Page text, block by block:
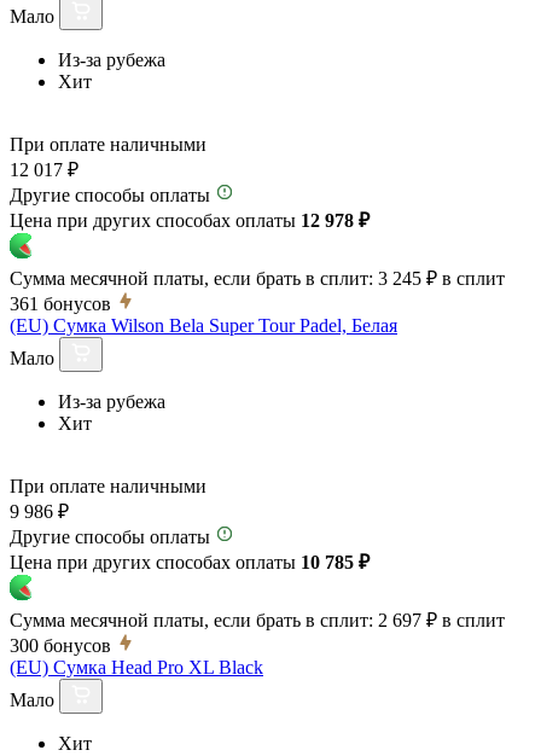
Мало
Из-за рубежа
Хит
При оплате наличными
12 017 ₽
Другие способы оплаты
Цена при других способах оплаты 12 978 ₽
Сумма месячной платы, если брать в сплит: 3 245 ₽ в сплит
361 бонусов
(EU) Сумка Wilson Bela Super Tour Padel, Белая
Мало
Из-за рубежа
Хит
При оплате наличными
9 986 ₽
Другие способы оплаты
Цена при других способах оплаты 10 785 ₽
Сумма месячной платы, если брать в сплит: 2 697 ₽ в сплит
300 бонусов
(EU) Сумка Head Pro XL Black
Мало
Хит